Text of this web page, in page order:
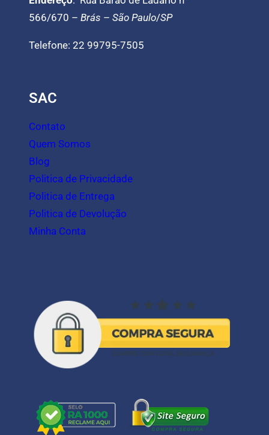
566/670 – Brás – São Paulo/SP
Telefone: 22 99795-7505
SAC
Contato
Quem Somos
Blog
Politica de Privacidade
Politica de Entrega
Politica de Devolução
Minha Conta